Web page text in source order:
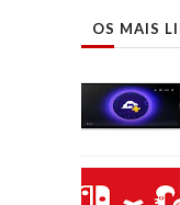
OS MAIS